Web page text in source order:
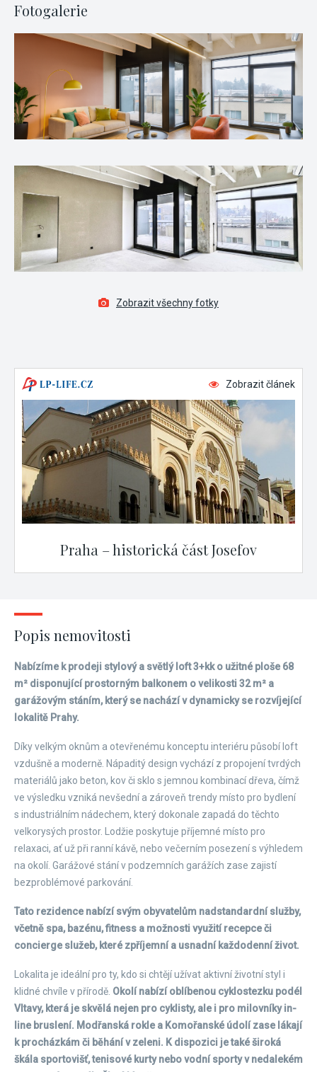
Fotogalerie
Zobrazit všechny fotky
Zobrazit článek
Praha – historická část Josefov
Popis nemovitosti
Nabízíme k prodeji stylový a světlý loft 3+kk o užitné ploše 68
m² disponující prostorným balkonem o velikosti 32 m² a
garážovým stáním, který se nachází v dynamicky se rozvíjející
lokalitě Prahy.
Díky velkým oknům a otevřenému konceptu interiéru působí loft
vzdušně a moderně. Nápaditý design vychází z propojení tvrdých
materiálů jako beton, kov či sklo s jemnou kombinací dřeva, čímž
ve výsledku vzniká nevšední a zároveň trendy místo pro bydlení
s industriálním nádechem, který dokonale zapadá do těchto
velkorysých prostor. Lodžie poskytuje příjemné místo pro
relaxaci, ať už při ranní kávě, nebo večerním posezení s výhledem
na okolí. Garážové stání v podzemních garážích zase zajistí
bezproblémové parkování.
Tato rezidence nabízí svým obyvatelům nadstandardní služby,
včetně spa, bazénu, fitness a možnosti využití recepce či
concierge služeb, které zpříjemní a usnadní každodenní život.
Lokalita je ideální pro ty, kdo si chtějí užívat aktivní životní styl i
klidné chvíle v přírodě. Okolí nabízí oblíbenou cyklostezku podél
Vltavy, která je skvělá nejen pro cyklisty, ale i pro milovníky in-
line bruslení. Modřanská rokle a Komořanské údolí zase lákají
k procházkám či běhání v zeleni. K dispozici je také široká
škála sportovišť, tenisové kurty nebo vodní sporty v nedalekém